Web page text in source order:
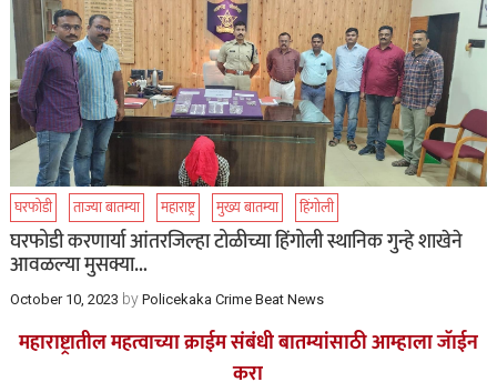
घरफोडी ताज्या बातम्या महाराष्ट्र मुख्य बातम्या हिंगोली
घरफोडी करणार्या आंतरजिल्हा टोळीच्या हिंगोली स्थानिक गुन्हे शाखेने
आवळल्या मुसक्या…
October 10, 2023 by Policekaka Crime Beat News
महाराष्ट्रातील महत्वाच्या क्राईम संबंधी बातम्यांसाठी आम्हाला जॅाईन
करा